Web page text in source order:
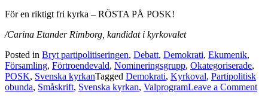
För en riktigt fri kyrka – RÖSTA PÅ POSK!
/Carina Etander Rimborg, kandidat i kyrkovalet
Posted in Bryt partipolitiseringen, Debatt, Demokrati, Ekumenik,
Församling, Förtroendevald, Nomineringsgrupp, Okategoriserade,
POSK, Svenska kyrkanTagged Demokrati, Kyrkoval, Partipolitisk
obunda, Småskrift, Svenska kyrkan, ValprogramLeave a Commenton